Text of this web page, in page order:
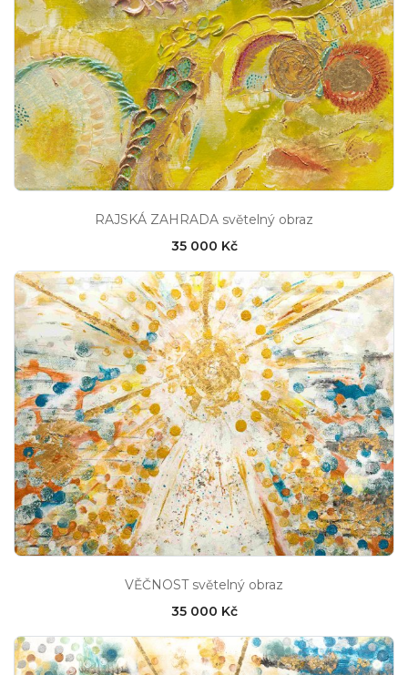
RAJSKÁ ZAHRADA světelný obraz
35 000 Kč
VĚČNOST světelný obraz
35 000 Kč